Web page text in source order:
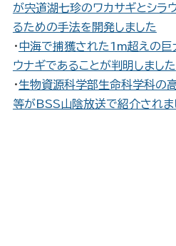
が宍道湖七珍のワカサギとシラ
るための手法を開発しました
・中海で捕獲された1m超えの巨
ウナギであることが判明しました
・生物資源科学部生命科学科の
等がBSS山陰放送で紹介されま